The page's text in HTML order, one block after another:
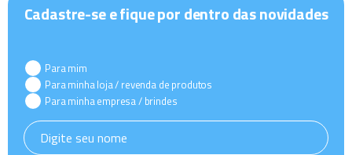
Cadastre-se e fique por dentro das novidades
Para mim
Para minha loja / revenda de produtos
Para minha empresa / brindes